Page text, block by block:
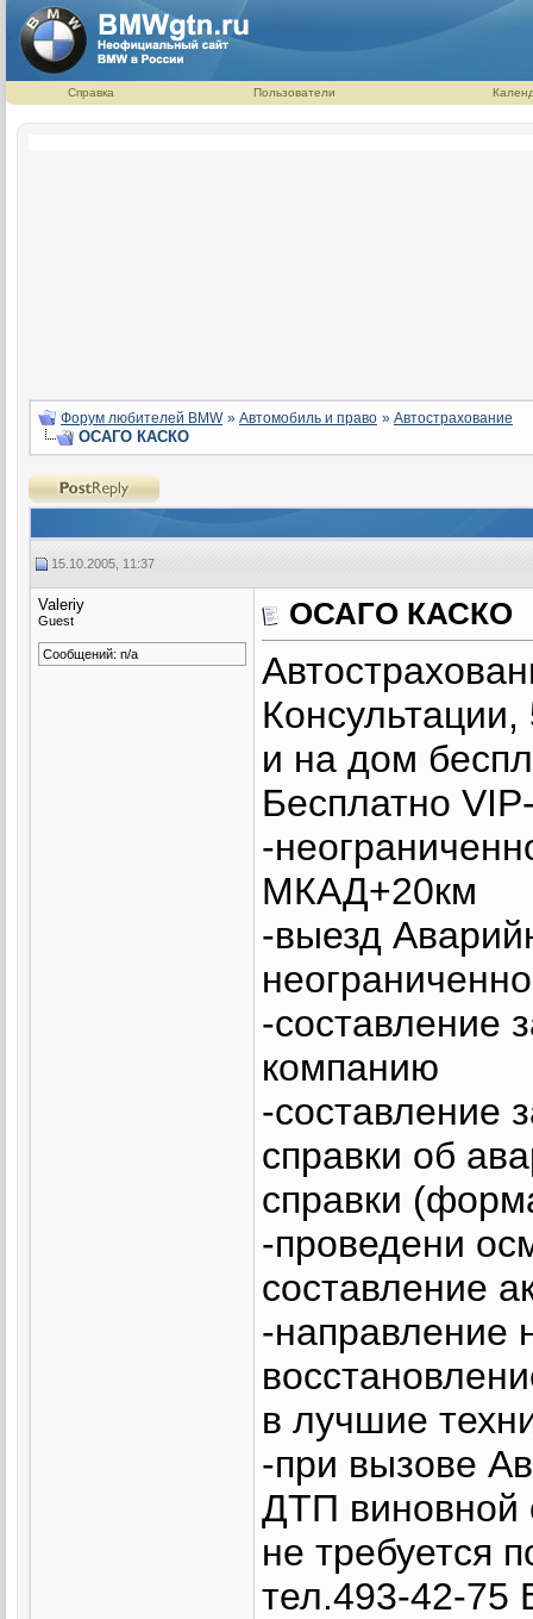
Справка Пользователи
Форум любителей BMW » Автомобиль и право » Автострахование
ОСАГО КАСКО
15.10.2005, 11:37
Valeriy
Guest
Сообщений: n/a
ОСАГО КАСКО
и на дом
Бесплатно
-
МКАД+20км
-выезд
неограниченно
-составление
компанию
-составление
справки об
справки
-проведени
составление
-направление
в лучшие
-при вызове
ДТП виновной
не требуется
тел.493-42-75